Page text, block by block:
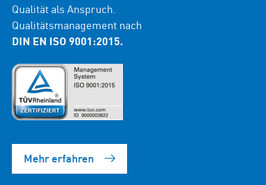
Qualität als Anspruch.
Qualitätsmanagement nach
DIN EN ISO 9001:2015.
Mehr erfahren